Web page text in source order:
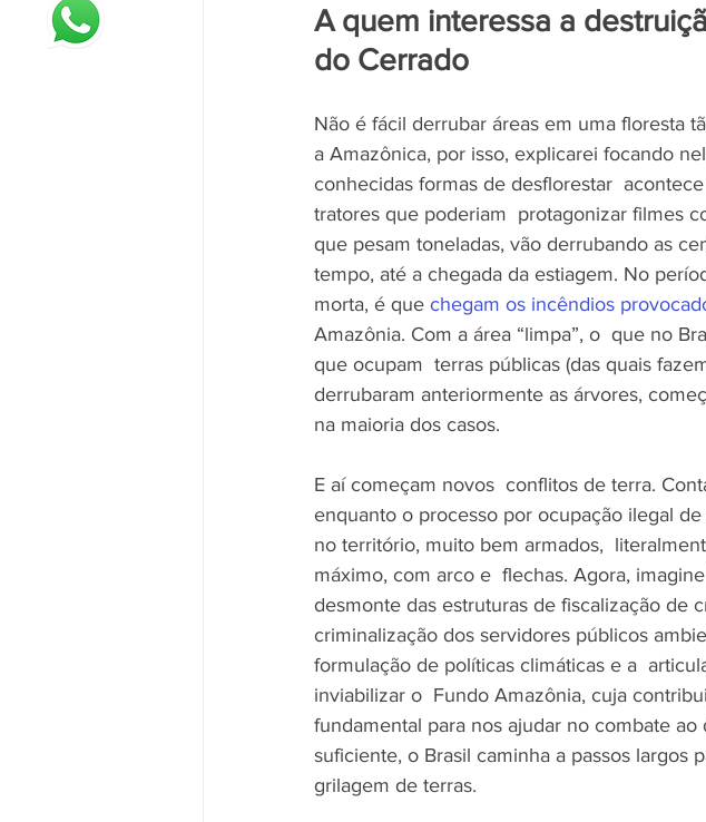
A quem interessa a
do Cerrado
Não é fácil derrubar áreas em uma floresta
a Amazônica, por isso, explicarei focando
conhecidas formas de desflorestar
tratores que poderiam  protagonizar filmes
que pesam toneladas, vão derrubando as
tempo, até a chegada da estiagem. No
morta, é que chegam os incêndios
Amazônia. Com a área “limpa”, o  que no
que ocupam  terras públicas (das quais
derrubaram anteriormente as árvores,
na maioria dos casos.
E aí começam novos  conflitos de terra.
enquanto o processo por ocupação ilegal
no território, muito bem armados,
máximo, com arco e  flechas. Agora,
desmonte das estruturas de fiscalização de
criminalização dos servidores públicos
formulação de políticas climáticas e a
inviabilizar o  Fundo Amazônia, cuja
fundamental para nos ajudar no combate
suficiente, o Brasil caminha a passos largos
grilagem de terras.